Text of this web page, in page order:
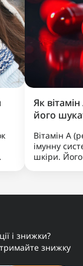
Як
його
Вітамін А
імунну
шкіри.
і знижки?
знижку